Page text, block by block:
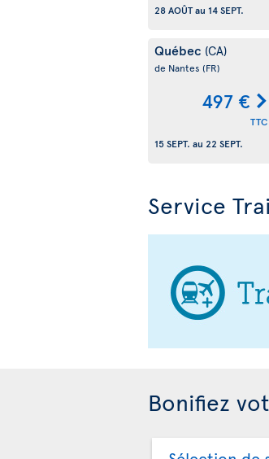
28 AOÛTau 14 SEPT.
Québec (CA)
de Nantes (FR)
497 €
TTC
15 SEPT. au 22 SEPT.
Service
Bonifiez